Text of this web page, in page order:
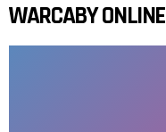
WARCABY ONLINE